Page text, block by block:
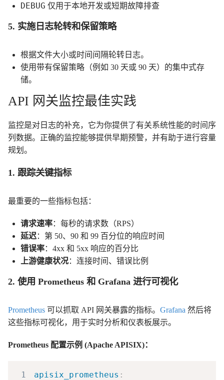
DEBUG 仅用于本地开发或短期故障排查
5. 实施日志轮转和保留策略
根据文件大小或时间间隔轮转日志。
使用带有保留策略（例如 30 天或 90 天）的集中式存
储。
API 网关监控最佳实践
监控是对日志的补充，它为你提供了有关系统性能的时间序
列数据。正确的监控能够提供早期预警，并有助于进行容量
规划。
1. 跟踪关键指标
最重要的一些指标包括：
请求速率：每秒的请求数（RPS）
延迟：第 50、90 和 99 百分位的响应时间
错误率：4xx 和 5xx 响应的百分比
上游健康状况：连接时间、错误比例
2. 使用 Prometheus 和 Grafana 进行可视化
Prometheus 可以抓取 API 网关暴露的指标。 Grafana 然后将
这些指标可视化，用于实时分析和仪表板展示。
Prometheus 配置示例 (Apache APISIX)：
1 apisix_prometheus :